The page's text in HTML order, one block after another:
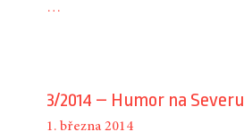
…
3/2014 – Humor na Severu
1. března 2014